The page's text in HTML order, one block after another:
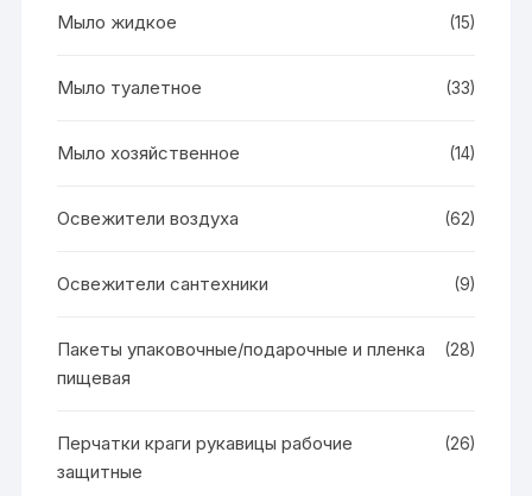
Мыло жидкое (15)
Мыло туалетное (33)
Мыло хозяйственное (14)
Освежители воздуха (62)
Освежители сантехники (9)
Пакеты упаковочные/подарочные и пленка
пищевая
(28)
Перчатки краги рукавицы рабочие
защитные
(26)